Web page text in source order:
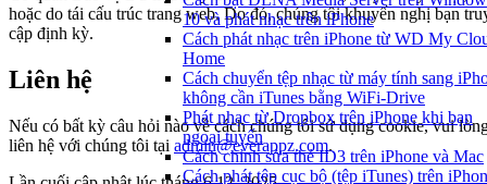
10 và phát nhạc trên iPhone
Cách phát nhạc trên iPhone từ WD My
Home
Cách chuyển tệp nhạc từ máy tính sang
không cần iTunes bằng WiFi-Drive
Phát nhạc từ Dropbox trên iPhone khi bạn
ngoại tuyến
Cách chỉnh sửa thẻ ID3 trên iPhone và Mac
Cách phát tệp cục bộ (tệp iTunes) trên
hoặc do tái cấu trúc trang web. Do đó, chúng tôi khuyến nghị bạn
cập định kỳ.
Liên hệ
Nếu có bất kỳ câu hỏi nào về cách chúng tôi sử dụng cookie, vui
liên hệ với chúng tôi tại admin@everappz.com.